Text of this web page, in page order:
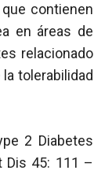
contienen
en áreas de
relacionado
tolerabilidad
2 Diabetes
Dis 45: 111 –